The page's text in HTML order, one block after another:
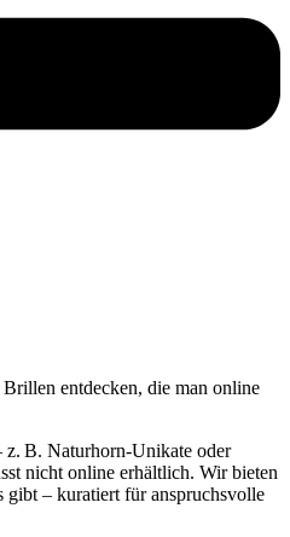
entdecken, die man online
z. B. Naturhorn-Unikate oder
nicht online erhältlich. Wir bieten
gibt – kuratiert für anspruchsvolle